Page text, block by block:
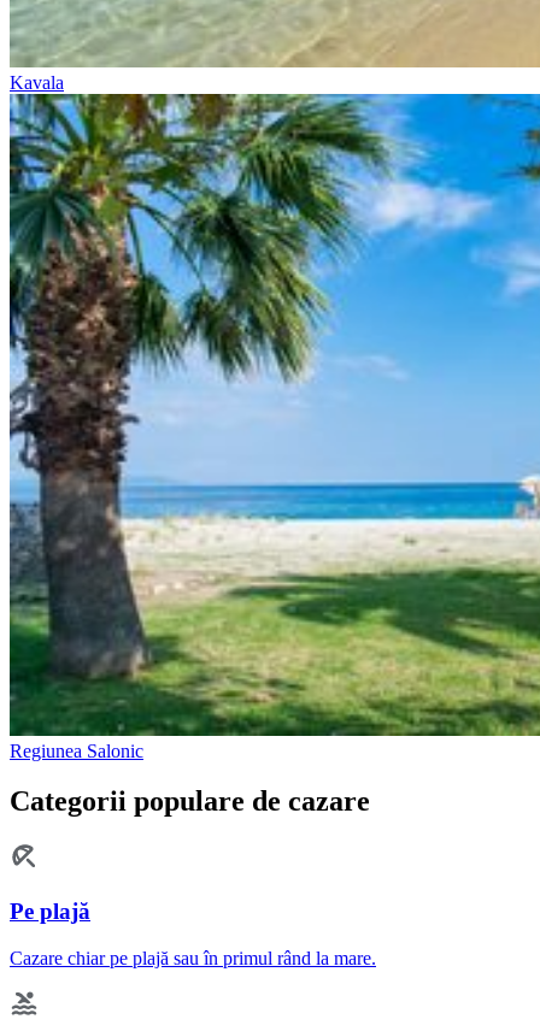
Kavala
Regiunea Salonic
Categorii populare de cazare
Pe plajă
Cazare chiar pe plajă sau în primul rând la mare.